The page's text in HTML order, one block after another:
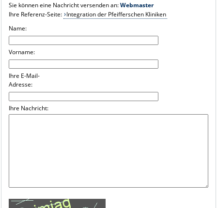
PRESSE
INTERNATIONAL
INTRANET
Sie können eine Nachricht versenden an:Webmaster
Ihre Referenz-Seite: Integration der Pfeifferschen Kliniken
Name:
Vorname:
Ihre E-Mail-
Adresse:
Ihre Nachricht: